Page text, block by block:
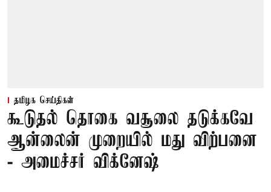
தமிழக செய்திகள்
கூடுதல் தொகை வசூலை தடுக்கவே
ஆன்லைன் முறையில் மது விற்பனை
- அமைச்சர் விக்னேஷ்